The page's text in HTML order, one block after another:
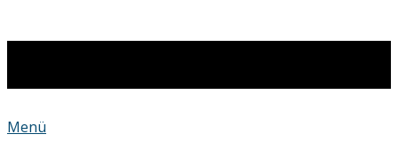
Menü